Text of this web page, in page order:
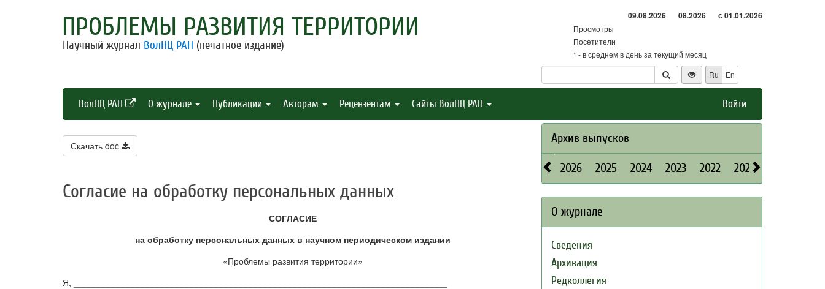
ПРОБЛЕМЫ РАЗВИТИЯ ТЕРРИТОРИИ
Научный журнал ВолНЦ РАН (печатное издание)
09.08.2026 08.2026 с 01.01.2026
Просмотры
Посетители
* - в среднем в день за текущий месяц
Ru
En
ВолНЦ РАН О журнале Публикации Авторам Рецензентам Сайты ВолНЦ РАН Войти
Скачать doc
Согласие на обработку персональных данных
СОГЛАСИЕ
на обработку персональных данных в научном периодическом издании
«Проблемы развития территории»
Я, ____________________________________________________________________________
Архив выпусков
2026 2025 2024 2023 2022 2021
О журнале
Сведения
Архивация
Редколлегия